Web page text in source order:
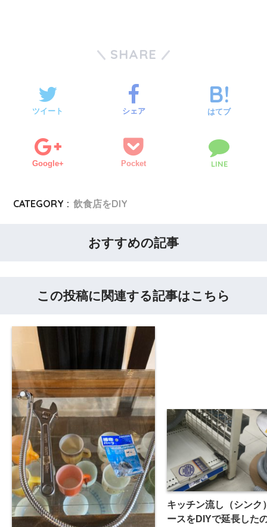
SHARE
ツイート シェア はてブ
Google+ Pocket LINE
CATEGORY : 飲食店をDIY
おすすめの記事
この投稿に関連する記事はこちら
キッチン流し（シンク
ースをDIYで延長した